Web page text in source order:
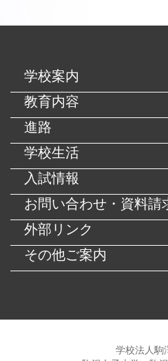
学校案内
教育内容
進路
学校生活
入試情報
お問い合わせ・資料請
外部リンク
その他ご案内
学校法人駒